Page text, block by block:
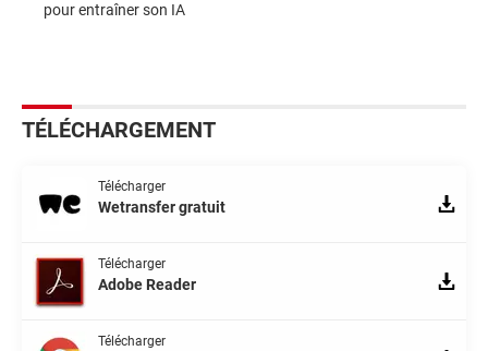
pour entraîner son IA
TÉLÉCHARGEMENT
Télécharger
Wetransfer gratuit
Télécharger
Adobe Reader
Télécharger